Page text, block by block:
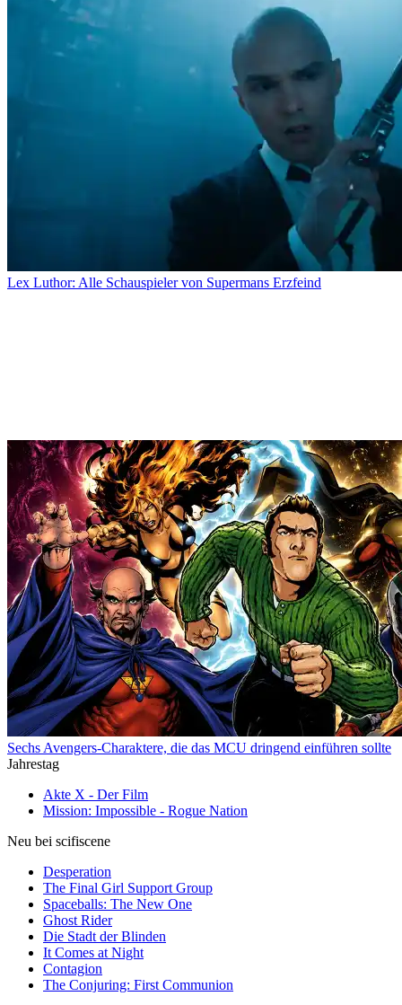
Lex Luthor: Alle Schauspieler von Supermans Erzfeind
Sechs Avengers-Charaktere, die das MCU dringend einführen sollte
Jahrestag
Akte X - Der Film
Mission: Impossible - Rogue Nation
Neu bei scifiscene
Desperation
The Final Girl Support Group
Spaceballs: The New One
Ghost Rider
Die Stadt der Blinden
It Comes at Night
Contagion
The Conjuring: First Communion